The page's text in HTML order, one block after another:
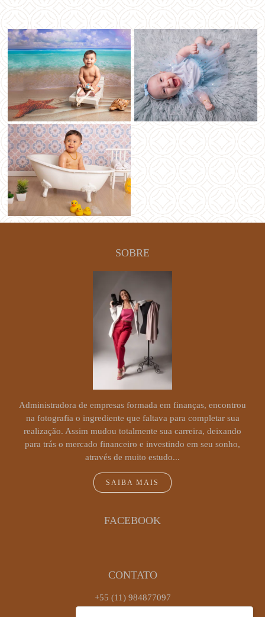
SOBRE
Administradora de empresas formada em finanças, encontrou
na fotografia o ingrediente que faltava para completar sua
realização. Assim mudou totalmente sua carreira, deixando
para trás o mercado financeiro e investindo em seu sonho,
através de muito estudo...
SAIBA MAIS
FACEBOOK
CONTATO
+55 (11) 984877097